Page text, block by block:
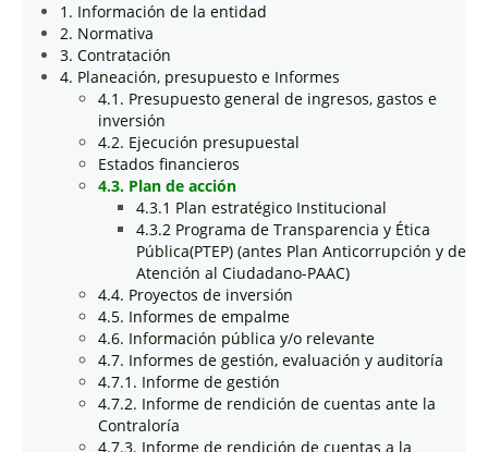
1. Información de la entidad
2. Normativa
3. Contratación
4. Planeación, presupuesto e Informes
4.1. Presupuesto general de ingresos, gastos e
inversión
4.2. Ejecución presupuestal
Estados financieros
4.3. Plan de acción
4.3.1 Plan estratégico Institucional
4.3.2 Programa de Transparencia y Ética
Pública(PTEP) (antes Plan Anticorrupción y de
Atención al Ciudadano-PAAC)
4.4. Proyectos de inversión
4.5. Informes de empalme
4.6. Información pública y/o relevante
4.7. Informes de gestión, evaluación y auditoría
4.7.1. Informe de gestión
4.7.2. Informe de rendición de cuentas ante la
Contraloría
4.7.3. Informe de rendición de cuentas a la